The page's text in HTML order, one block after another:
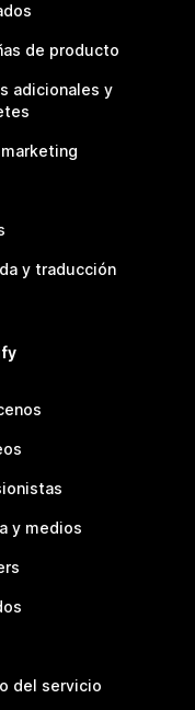
de producto
adicionales y
y traducción
y medios
del servicio